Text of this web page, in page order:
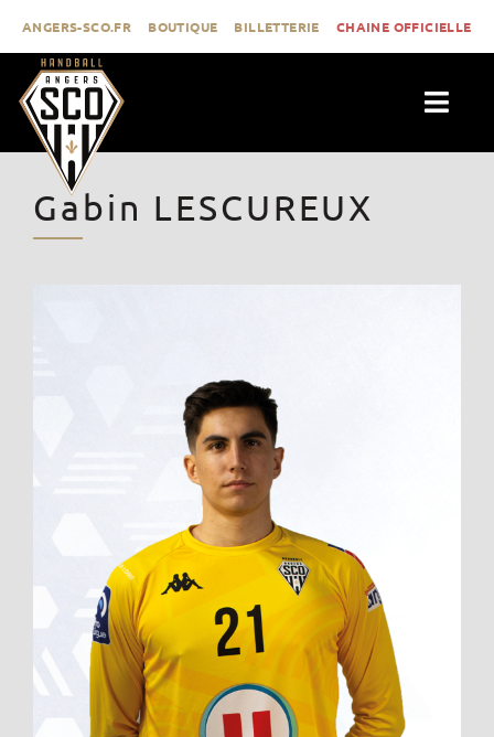
contenu
ANGERS-SCO.FR BOUTIQUE BILLETTERIE CHAINE OFFICIELLE
ACTUALITÉS
CLUB
CONTACT
Gabin LESCUREUX